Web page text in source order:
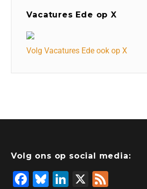
Vacatures Ede op X
Volg Vacatures Ede ook op X
Volg ons op social media:
F
Bl
Li X